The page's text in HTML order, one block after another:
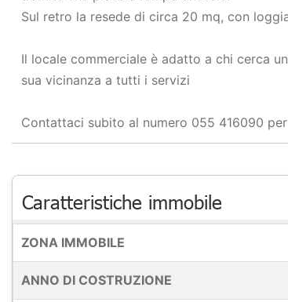
Sul retro la resede di circa 20 mq, con
Il locale commerciale è adatto a chi cerca
sua vicinanza a tutti i servizi
Contattaci subito al numero 055 416090
Caratteristiche immobile
ZONA IMMOBILE
ANNO DI COSTRUZIONE